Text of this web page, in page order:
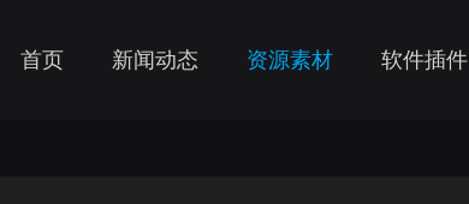
首页 新闻动态 资源素材 软件插件